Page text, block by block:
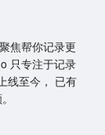
焦帮你记录更
只专注于记录
线至今， 已有